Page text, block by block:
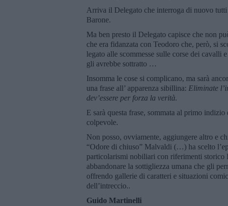
Arriva il Delegato che interroga di nuovo
Barone.
Ma ben presto il Delegato capisce che non
che era fidanzata con Teodoro che, però, si
legato alle scommesse sulle corse dei
gli avrebbe sottratto …
Insomma le cose si complicano, ma sarà
una frase all’ apparenza sibillina: Eliminate
dev’essere per forza la verità.
E sarà questa frase, sommata al primo
colpevole.
Non posso, ovviamente, aggiungere altro e
“Odore di chiuso” Malvaldi (…) ha scelto
particolarismi nobiliari con riferimenti storico
abbandonare la sottigliezza umana che gli
offrendo gallerie di caratteri e situazioni
dell’intreccio..
Guido Martinelli